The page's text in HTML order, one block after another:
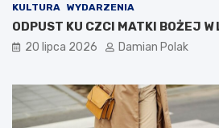
KULTURA WYDARZENIA
ODPUST KU CZCI MATKI BOŻEJ W
20 lipca 2026 Damian Polak